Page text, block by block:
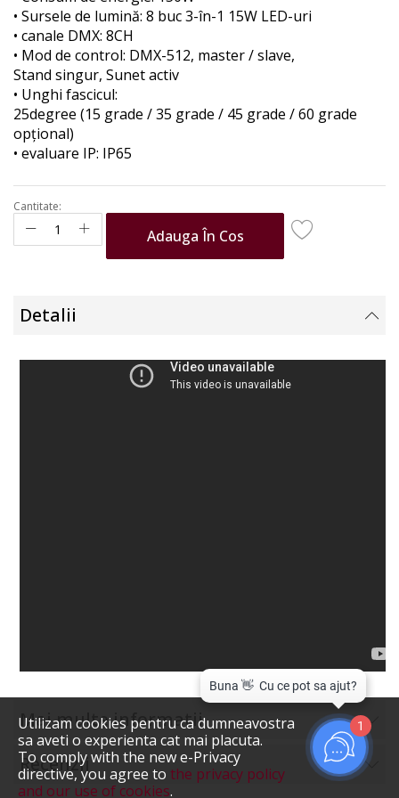
Utilizam cookies pentru ca dumneavostra
sa aveti o experienta cat mai placuta.
To comply with the new e-Privacy
directive, you agree to the privacy policy
and our use of cookies.
the
images
gallery
• Sursele de lumină: 8 buc 3-în-1 15W LED-uri
• canale DMX: 8CH
• Mod de control: DMX-512, master / slave,
Stand singur, Sunet activ
• Unghi fascicul:
25degree (15 grade / 35 grade / 45 grade / 60 grade
opțional)
• evaluare IP: IP65
Cantitate:
Adauga În Cos
Detalii
Mai multe informatii
Recenzii
1